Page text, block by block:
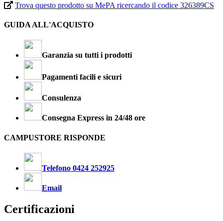
Trova questo prodotto su MePA ricercando il codice 326389CS
GUIDA ALL'ACQUISTO
Garanzia su tutti i prodotti
Pagamenti facili e sicuri
Consulenza
Consegna Express in 24/48 ore
CAMPUSTORE RISPONDE
Telefono 0424 252925
Email
Certificazioni